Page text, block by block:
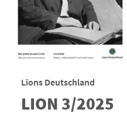
Lions Deutschland
LION 3/2025